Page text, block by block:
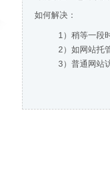
如何解决：
1）稍等一段
2）如网站托
3）普通网站